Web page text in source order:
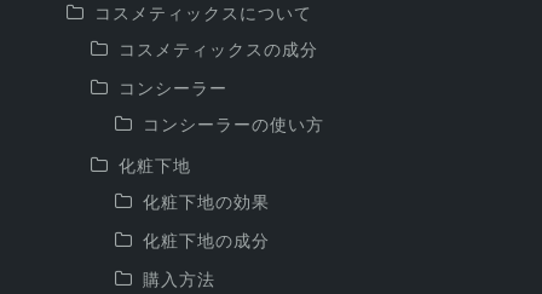
コスメティックスについて
コスメティックスの成分
コンシーラー
コンシーラーの使い方
化粧下地
化粧下地の効果
化粧下地の成分
購入方法